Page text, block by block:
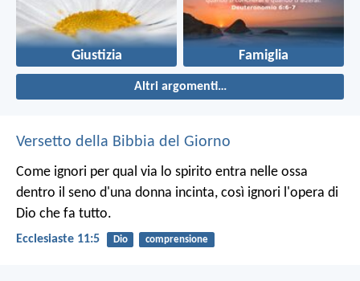
Giustizia Famiglia
Altri argomenti…
Versetto della Bibbia del Giorno
Come ignori per qual via lo spirito entra nelle ossa
dentro il seno d'una donna incinta, così ignori l'opera di
Dio che fa tutto.
Ecclesiaste 11:5 Dio comprensione